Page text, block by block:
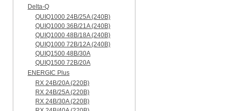
Delta-Q
QUIQ1000 24B/25A (240B)
QUIQ1000 36B/21A (240B)
QUIQ1000 48B/18A (240B)
QUIQ1000 72B/12A (240B)
QUIQ1500 48B/30A
QUIQ1500 72B/20A
ENERGIC Plus
RX 24B/20A (220B)
RX 24B/25A (220B)
RX 24B/30A (220B)